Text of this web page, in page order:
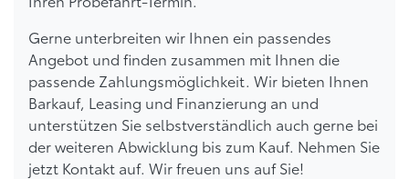
Gerne unterbreiten wir Ihnen ein passendes
Angebot und finden zusammen mit Ihnen die
passende Zahlungsmöglichkeit. Wir bieten Ihnen
Barkauf, Leasing und Finanzierung an und
unterstützen Sie selbstverständlich auch gerne bei
der weiteren Abwicklung bis zum Kauf. Nehmen Sie
jetzt Kontakt auf. Wir freuen uns auf Sie!